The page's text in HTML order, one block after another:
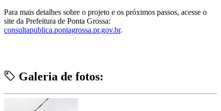
Para mais detalhes sobre o projeto e os próximos passos, acesse o
site da Prefeitura de Ponta Grossa:
consultapublica.pontagrossa.pr.gov.br.
Galeria de fotos: